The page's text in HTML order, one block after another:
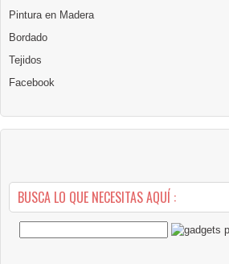
Pintura en Madera
Bordado
Tejidos
Facebook
BUSCA LO QUE NECESITAS AQUÍ :